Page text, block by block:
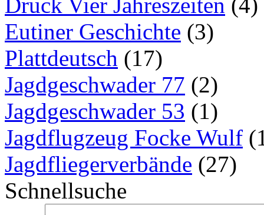
Eutiner Geschichte (3)
Plattdeutsch (17)
Jagdgeschwader 77 (2)
Jagdgeschwader 53 (1)
Jagdflugzeug Focke Wulf
Jagdfliegerverbände (27)
Schnellsuche